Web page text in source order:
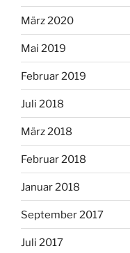
März 2020
Mai 2019
Februar 2019
Juli 2018
März 2018
Februar 2018
Januar 2018
September 2017
Juli 2017